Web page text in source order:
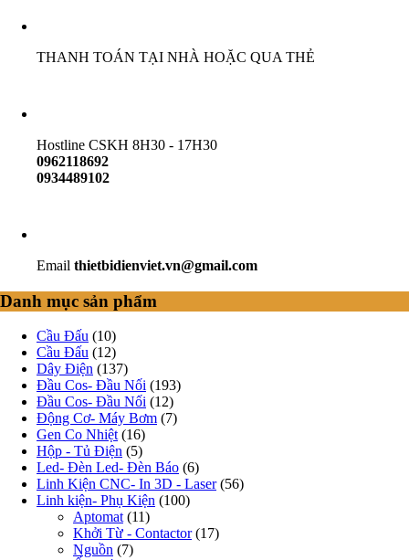
THANH TOÁN TẠI NHÀ HOẶC QUA THẺ
Hostline CSKH 8H30 - 17H30
0962118692
0934489102
Email thietbidienviet.vn@gmail.com
Danh mục sản phẩm
Cầu Đấu (10)
Cầu Đấu (12)
Dây Điện (137)
Đầu Cos- Đầu Nối (193)
Đầu Cos- Đầu Nối (12)
Động Cơ- Máy Bơm (7)
Gen Co Nhiệt (16)
Hộp - Tủ Điện (5)
Led- Đèn Led- Đèn Báo (6)
Linh Kiện CNC- In 3D - Laser (56)
Linh kiện- Phụ Kiện (100)
Aptomat (11)
Khởi Từ - Contactor (17)
Nguồn (7)